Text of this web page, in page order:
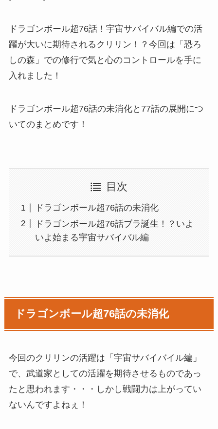
ドラゴンボール超76話！宇宙サバイバル編での活
躍が大いに期待されるクリリン！？今回は「恐ろ
しの森」での修行で気と心のコントロールを手に
入れました！
ドラゴンボール超76話の未消化と77話の展開につ
いてのまとめです！
目次
ドラゴンボール超76話の未消化
ドラゴンボール超76話ブラ誕生！？いよ
いよ始まる宇宙サバイバル編
ドラゴンボール超76話の未消化
今回のクリリンの活躍は「宇宙サバイバイル編」
で、武道家としての活躍を期待させるものであっ
たと思われます・・・しかし戦闘力は上がってい
ないんですよねぇ！